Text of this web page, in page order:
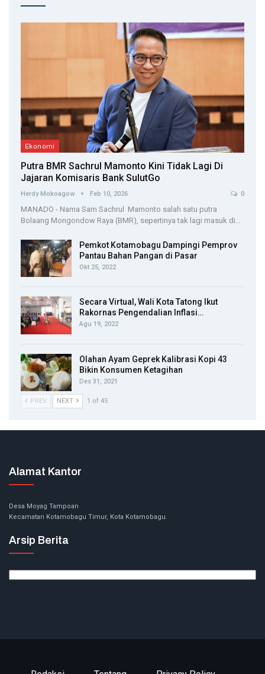
Ekonomi
Putra BMR Sachrul Mamonto Kini Tidak Lagi Di
Jajaran Komisaris Bank SulutGo
Herdy Mokoagow Feb 10, 2026 0
MANADO - Nama Sam Sachrul Mamonto salah satu putra
Bolaang Mongondow Raya (BMR), sepertinya tak lagi masuk di…
Pemkot Kotamobagu Dampingi Pemprov
Pantau Bahan Pangan di Pasar
Okt 25, 2022
Secara Virtual, Wali Kota Tatong Ikut
Rakornas Pengendalian Inflasi…
Agu 19, 2022
Olahan Ayam Geprek Kalibrasi Kopi 43
Bikin Konsumen Ketagihan
Des 31, 2021
PREV NEXT 1 of 45
Alamat Kantor
Desa Moyag Tampoan
Kecamatan Kotamobagu Timur, Kota Kotamobagu.
Arsip Berita